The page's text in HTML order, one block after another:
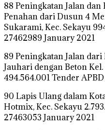
88 Peningkatan Jalan
Penahan dari Dusun 4
Sukarami, Kec. Sekayu
27462989 January 2021
89 Peningkatan Jalan dari
Jauhari dengan Beton
494.564.001 Tender
90 Lapis Ulang dalam
Hotmix, Kec. Sekayu
27463053 January 2021